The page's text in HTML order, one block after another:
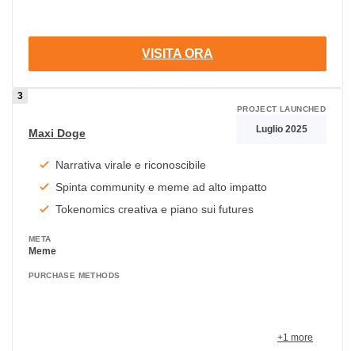
VISITA ORA
Maxi Doge
Narrativa virale e riconoscibile
Spinta community e meme ad alto impatto
Tokenomics creativa e piano sui futures
PROJECT LAUNCHED
Luglio 2025
META
Meme
PURCHASE METHODS
+1 more